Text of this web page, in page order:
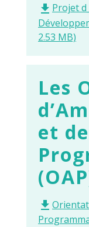
file_download Projet
2.53 MB)
Les
et de
file_download